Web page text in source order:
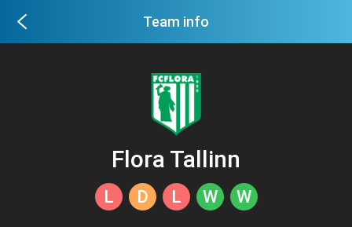
Team info
Flora Tallinn
L D L W W